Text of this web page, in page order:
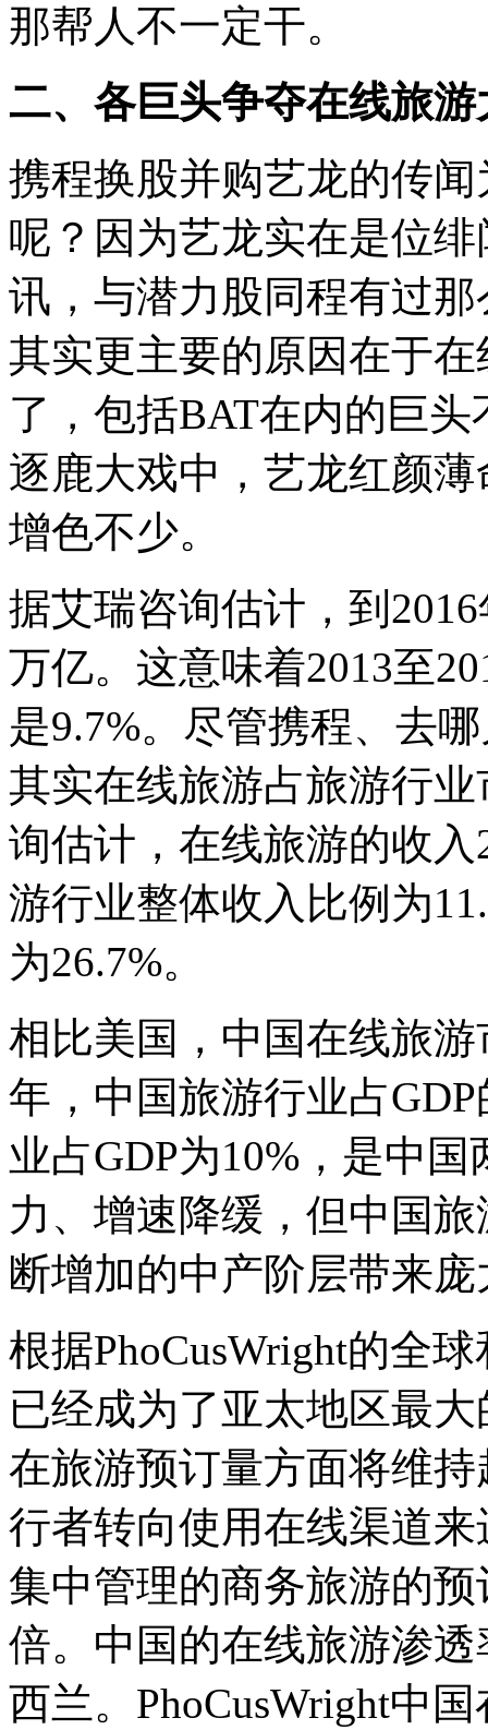
那帮人不一定干。
二、各巨头争夺在线旅游
携程换股并购艺龙的传
呢？因为艺龙实在是位
讯，与潜力股同程有过
其实更主要的原因在于
了，包括BAT在内的巨
逐鹿大戏中，艺龙红颜
增色不少。
据艾瑞咨询估计，到
万亿。这意味着2013至
是9.7%。尽管携程、去
其实在线旅游占旅游行
询估计，在线旅游的收
游行业整体收入比例为
为26.7%。
相比美国，中国在线旅
年，中国旅游行业占
业占GDP为10%，是中
力、增速降缓，但中国
断增加的中产阶层带来
根据PhoCusWright的全
已经成为了亚太地区最
在旅游预订量方面将维
行者转向使用在线渠道
集中管理的商务旅游的
倍。中国的在线旅游渗
西兰。PhoCusWright中